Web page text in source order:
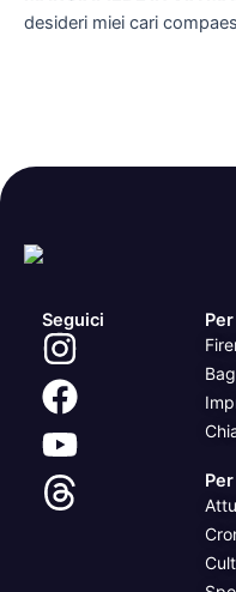
desideri miei cari
Seguici